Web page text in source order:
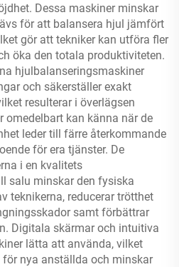
Dessa maskiner minskar
för att balansera hjul jämfört
gör att tekniker kan utföra fler
öka den totala produktiviteten.
hjulbalanseringsmaskiner
och säkerställer exakt
resulterar i överlägsen
omedelbart kan känna när de
leder till färre återkommande
för era tjänster. De
i en kvalitets
salu minskar den fysiska
teknikerna, reducerar trötthet
samt förbättrar
Digitala skärmar och intuitiva
lätta att använda, vilket
nya anställda och minskar